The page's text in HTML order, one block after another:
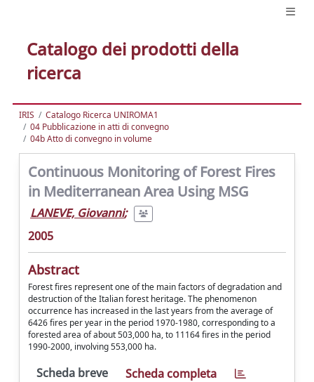
Catalogo dei prodotti della
ricerca
IRIS
Catalogo Ricerca UNIROMA1
04 Pubblicazione in atti di convegno
04b Atto di convegno in volume
Continuous Monitoring of Forest Fires
in Mediterranean Area Using MSG
LANEVE, Giovanni;
2005
Abstract
Forest fires represent one of the main factors of degradation and
destruction of the Italian forest heritage. The phenomenon
occurrence has increased in the last years from the average of
6426 fires per year in the period 1970-1980, corresponding to a
forested area of about 503,000 ha, to 11164 fires in the period
1990-2000, involving 553,000 ha.
Scheda breve Scheda completa